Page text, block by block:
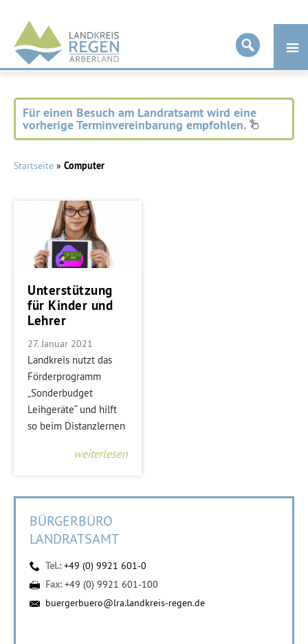
Landkreis
Regen
Für einen Besuch am Landratsamt wird eine
vorherige Terminvereinbarung empfohlen.
Startseite » Computer
Unterstützung
für Kinder und
Lehrer
27. Januar 2021
Landkreis nutzt das
Förderprogramm
„Sonderbudget
Leihgeräte“ und hilft
so beim Distanzlernen
weiterlesen
BÜRGERBÜRO
LANDRATSAMT
Tel.:+49 (0) 9921 601-0
Fax:+49 (0) 9921 601-100
buergerbuero@lra.landkreis-regen.de